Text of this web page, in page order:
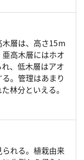
層は、高さ15m
高木層にはホオ
、低木層はアオ
。管理はあまり
林分といえる。
れる。植栽由来